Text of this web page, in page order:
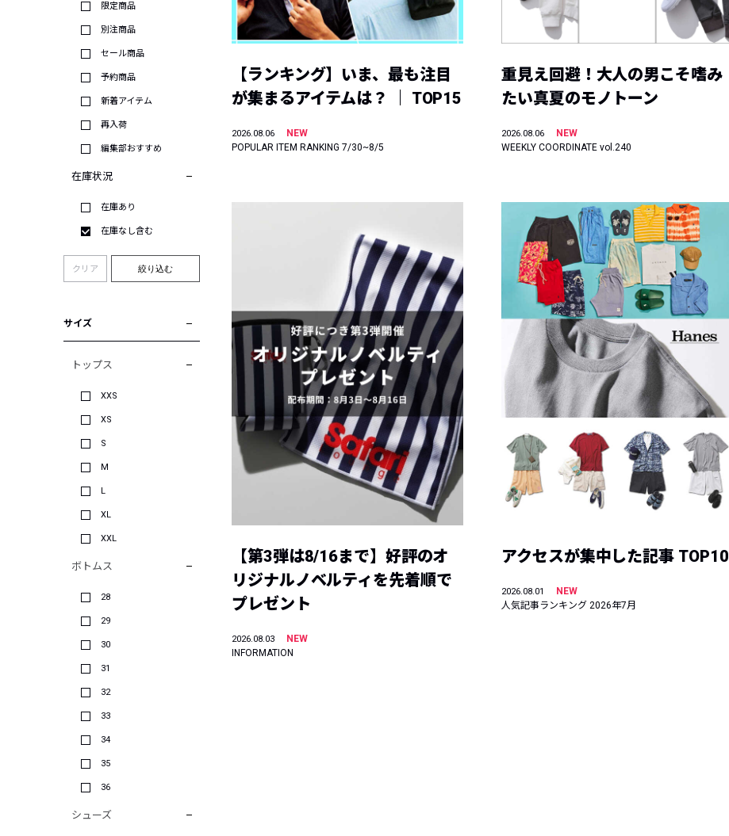
限定商品
別注商品
セール商品
予約商品
新着アイテム
再入荷
編集部おすすめ
在庫状況
在庫あり
在庫なし含む
クリア 絞り込む
サイズ
トップス
XXS
XS
S
M
L
XL
XXL
ボトムス
28
29
30
31
32
33
34
35
36
シューズ
【ランキング】いま、最も注目
が集まるアイテムは？ ｜ TOP15
2026.08.06
NEW
POPULAR ITEM RANKING 7/30~8/5
重見え回避！大人の男こそ嗜み
たい真夏のモノトーン
2026.08.06
NEW
WEEKLY COORDINATE vol.240
【第3弾は8/16まで】好評のオ
リジナルノベルティを先着順で
プレゼント
2026.08.03
NEW
INFORMATION
アクセスが集中した記事 TOP10
2026.08.01
NEW
人気記事ランキング 2026年7月